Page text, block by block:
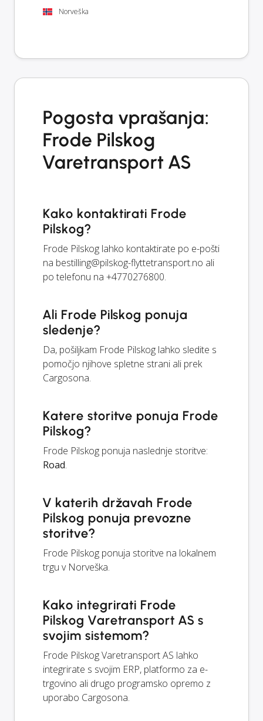
Norveška
Pogosta vprašanja:
Frode Pilskog
Varetransport AS
Kako kontaktirati Frode
Pilskog?
Frode Pilskog lahko kontaktirate po e-pošti
na bestilling@pilskog-flyttetransport.no ali
po telefonu na +4770276800.
Ali Frode Pilskog ponuja
sledenje?
Da, pošiljkam Frode Pilskog lahko sledite s
pomočjo njihove spletne strani ali prek
Cargosona.
Katere storitve ponuja Frode
Pilskog?
Frode Pilskog ponuja naslednje storitve:
Road.
V katerih državah Frode
Pilskog ponuja prevozne
storitve?
Frode Pilskog ponuja storitve na lokalnem
trgu v Norveška.
Kako integrirati Frode
Pilskog Varetransport AS s
svojim sistemom?
Frode Pilskog Varetransport AS lahko
integrirate s svojim ERP, platformo za e-
trgovino ali drugo programsko opremo z
uporabo Cargosona.